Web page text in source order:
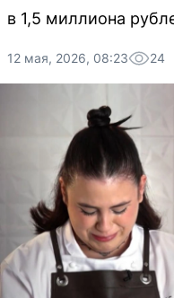
в 1,5 миллиона
12 мая, 2026, 08:23 24